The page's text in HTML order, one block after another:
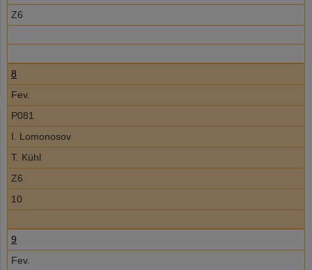
Z6
8
Fev.
P081
I. Lomonosov
T. Kühl
Z6
10
9
Fev.